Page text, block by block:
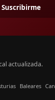
Suscribirme
actualizada.
Baleares